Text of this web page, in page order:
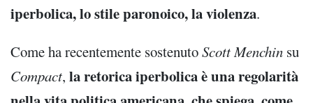
iperbolica, lo stile paronoico, la violenza.
Come ha recentemente sostenutoScott Menchin su
Compact, la retorica iperbolica è una regolarità